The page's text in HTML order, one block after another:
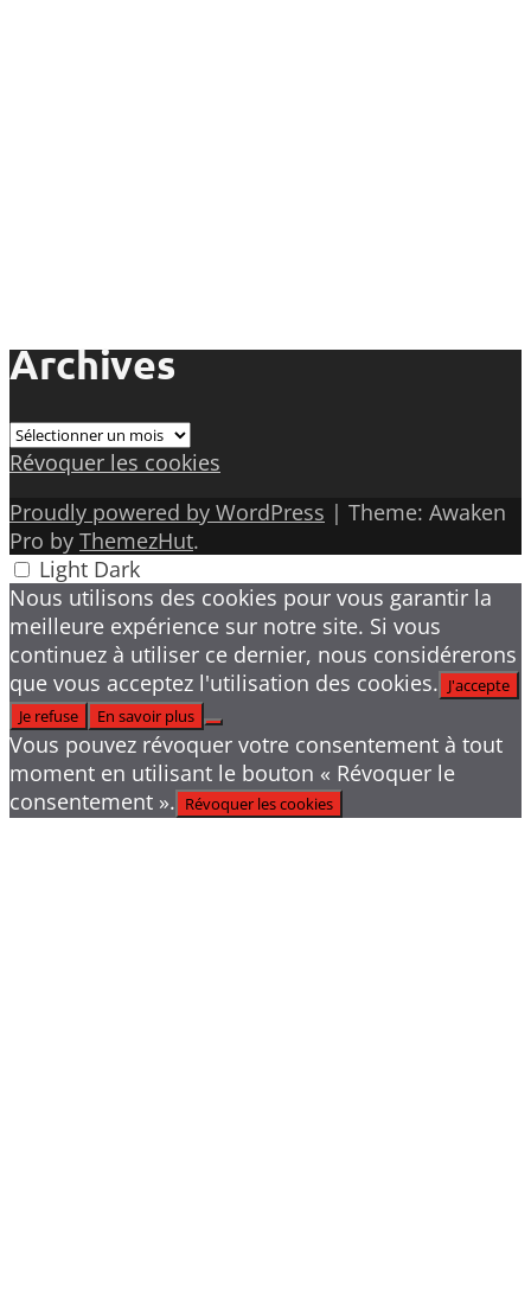
Archives
Archives
Révoquer les cookies
Proudly powered by WordPress | Theme: Awaken
Pro by ThemezHut.
Light Dark
Nous utilisons des cookies pour vous garantir la
meilleure expérience sur notre site. Si vous
continuez à utiliser ce dernier, nous considérerons
que vous acceptez l'utilisation des cookies. J'accepte
Je refuse
En savoir plus
Vous pouvez révoquer votre consentement à tout
moment en utilisant le bouton « Révoquer le
consentement ». Révoquer les cookies